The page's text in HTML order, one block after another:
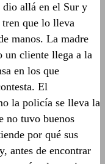
dio allá en el Sur y
tren que lo lleva
manos. La madre
un cliente llega a la
en los que
El
la policía se lleva la
no tuvo buenos
por qué sus
antes de encontrar